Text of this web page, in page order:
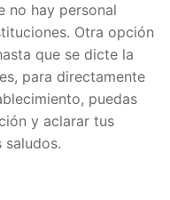
no hay personal
Otra opción
que se dicte la
para directamente
puedas
y aclarar tus
saludos.